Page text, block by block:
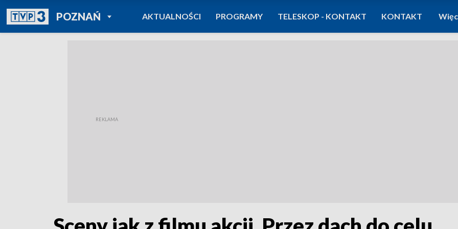
POZNAŃPOWRÓT DO
TVP REGIONY
AKTUALNOŚCI PROGRAMY TELESKOP - KONTAKT KONTAKT